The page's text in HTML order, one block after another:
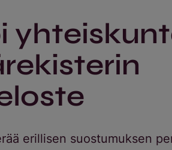
erillisen suostumuksen